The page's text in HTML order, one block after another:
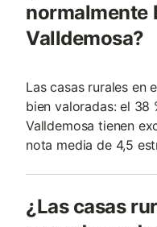
normalmente
Valldemosa?
Las casas rurales en
bien valoradas: el 38
Valldemosa tienen
nota media de 4,5
¿Las casas